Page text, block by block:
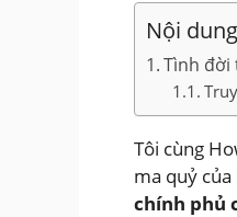
Nội dung
Tình đời
Tôi cùng
ma quỷ
chính phủ